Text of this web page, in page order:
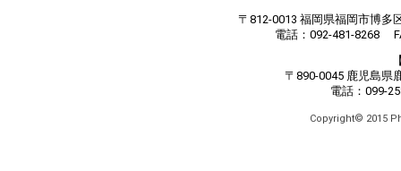
〒812-0013 福岡県福岡市博
電話：092-481-8268
〒890-0045 鹿児島
電話：099-
Copyright© 2015